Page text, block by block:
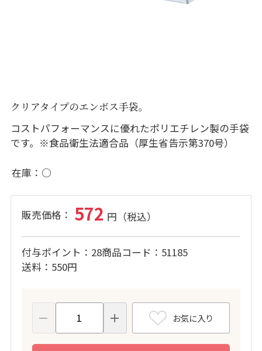
クリアタイプのエンボス手袋。
コストパフォーマンスに優れたポリエチレン製の手袋
です。※食品衛生法適合品（厚生省告示第370号）
在庫 ○
572
付与ポイント 28商品コード
51185
送料
550円
お気に入り